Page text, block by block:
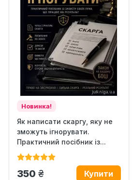
Новинка!
Як написати скаргу, яку не
зможуть ігнорувати.
Практичний посібник із...
350 грн.